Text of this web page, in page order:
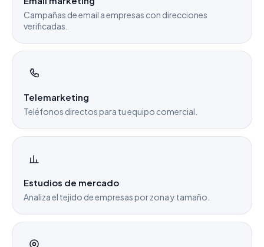
Campañas de email a empresas con direcciones
verificadas.
Telemarketing
Teléfonos directos para tu equipo comercial.
Estudios de mercado
Analiza el tejido de empresas por zona y tamaño.